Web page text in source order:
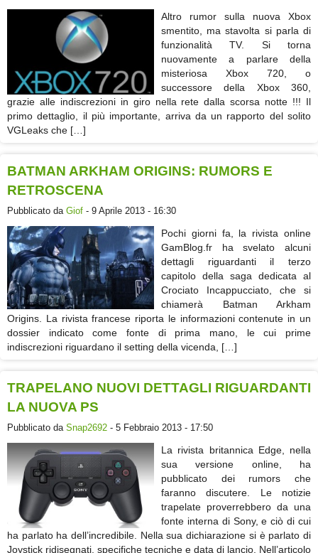
Altro rumor sulla nuova Xbox
smentito, ma stavolta si parla di
funzionalità TV. Si torna
nuovamente a parlare della
misteriosa Xbox 720, o
successore della Xbox 360,
grazie alle indiscrezioni in giro nella rete dalla scorsa notte !!! Il
primo dettaglio, il più importante, arriva da un rapporto del solito
VGLeaks che […]
BATMAN ARKHAM ORIGINS: RUMORS E
RETROSCENA
Pubblicato da Giof - 9 Aprile 2013 - 16:30
Pochi giorni fa, la rivista online
GamBlog.fr ha svelato alcuni
dettagli riguardanti il terzo
capitolo della saga dedicata al
Crociato Incappucciato, che si
chiamerà Batman Arkham
Origins. La rivista francese riporta le informazioni contenute in un
dossier indicato come fonte di prima mano, le cui prime
indiscrezioni riguardano il setting della vicenda, […]
TRAPELANO NUOVI DETTAGLI RIGUARDANTI
LA NUOVA PS
Pubblicato da Snap2692 - 5 Febbraio 2013 - 17:50
La rivista britannica Edge, nella
sua versione online, ha
pubblicato dei rumors che
faranno discutere. Le notizie
trapelate proverrebbero da una
fonte interna di Sony, e ciò di cui
ha parlato ha dell’incredibile. Nella sua dichiarazione si è parlato di
Joystick ridisegnati, specifiche tecniche e data di lancio. Nell’articolo